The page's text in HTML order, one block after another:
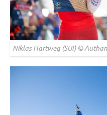
Niklas Hartweg (SUI) ©